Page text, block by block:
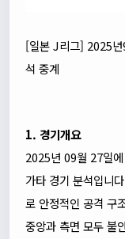
[일본 J리그] 2025
석 중계
1. 경기개요
2025년 09월 27일
가타 경기 분석입니
로 안정적인 공격 구
중앙과 측면 모두 불